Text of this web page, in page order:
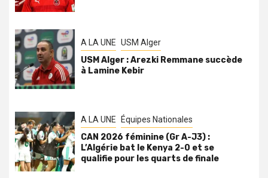
A LA UNE USM Alger
USM Alger : Arezki Remmane succède
à Lamine Kebir
A LA UNE Équipes Nationales
CAN 2026 féminine (Gr A-J3) :
L’Algérie bat le Kenya 2-0 et se
qualifie pour les quarts de finale